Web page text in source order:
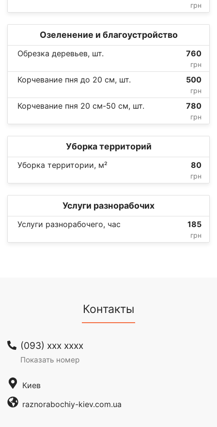
грн
Озеленение и благоустройство
Обрезка деревьев, шт. 760
грн
Корчевание пня до 20 см, шт. 500
грн
Корчевание пня 20 см-50 см, шт. 780
грн
Уборка территорий
Уборка территории, м² 80
грн
Услуги разнорабочих
Услуги разнорабочего, час 185
грн
Контакты
(093) xxx xxxx
Показать номер
Киев
raznorabochiy-kiev.com.ua